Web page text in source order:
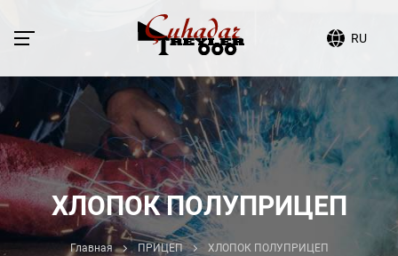
RU
ХЛОПОК ПОЛУПРИЦЕП
Главная ПРИЦЕП ХЛОПОК ПОЛУПРИЦЕП